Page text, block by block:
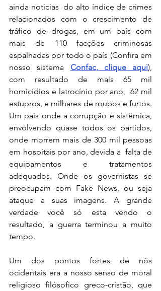
ainda noticias  do alto índice de crimes
relacionados com o crescimento de
tráfico de drogas, em um país com
mais de 110 facções criminosas
espalhadas por todo o país (Confira em
nosso sistema Confac, clique aqui),
com resultado de mais 65 mil
homicídios e latrocínio por ano,  62 mil
estupros, e milhares de roubos e furtos.
Um país onde a corrupção é sistêmica,
envolvendo quase todos os partidos,
onde morrem mais de 300 mil pessoas
em hospitais por ano, devida a  falta de
equipamentos e tratamentos
adequados. Onde os governistas se
preocupam com Fake News, ou seja
ataque a suas imagens. A grande
verdade você só esta vendo o
resultado, a guerra terminou a muito
tempo.
Um dos pontos fortes de nós
ocidentais era a nosso senso de moral
religioso filósofico greco-cristão, que